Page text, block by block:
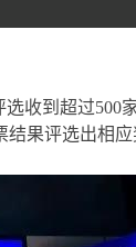
收到超过500
果评选出相